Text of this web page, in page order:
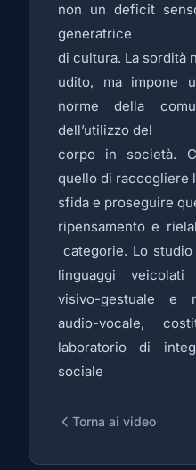
non un deficit
generatrice
di cultura. La sordità
udito, ma impone
norme della
dell’utilizzo del
corpo in società.
quello di raccogliere
sfida e proseguire
ripensamento e
categorie. Lo
linguaggi
visivo-gestuale e
audio-vocale,
laboratorio di
sociale
Torna ai video